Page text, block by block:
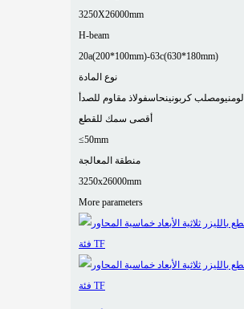
3250X26000mm
H-beam
20a(200*100mm)-63c(630*180mm)
نوع المادة
ألومنيومصلب كربونينحاسفولاذ مقاوم للصدأ
أقصى سمك للقطع
≤50mm
منطقة المعالجة
3250x26000mm
More parameters